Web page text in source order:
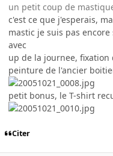
un petit coup de
c'est ce que j'esperais,
mastic je suis pas
avec
up de la journee, fixation
peinture de l'ancier
petit bonus, le T-shirt
Citer